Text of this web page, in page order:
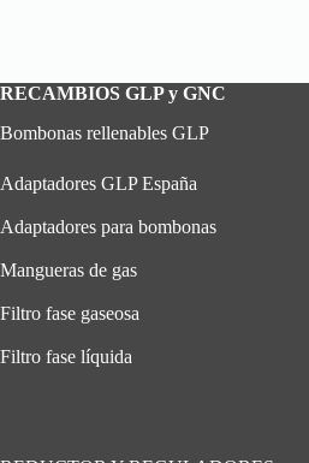
RECAMBIOS GLP y GNC
Bombonas rellenables GLP
Adaptadores GLP España
Adaptadores para bombonas
Mangueras de gas
Filtro fase gaseosa
Filtro fase líquida